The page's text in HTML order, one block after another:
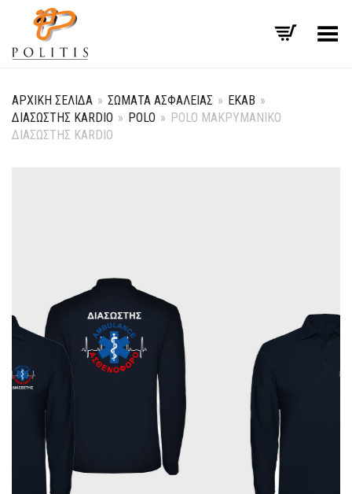
Εναλλαγή μενού
ΑΡΧΙΚΉ ΣΕΛΊΔΑ » ΣΏΜΑΤΑ ΑΣΦΑΛΕΊΑΣ » ΕΚΑΒ »
ΔΙΑΣΏΣΤΗΣ KARDIO » POLO » POLO ΜΑΚΡΥΜΆΝΙΚΟ
ΔΙΑΣΏΣΤΗΣ KARDIO